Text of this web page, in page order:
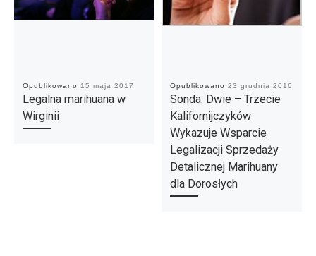
Opublikowano 15 maja 2017
Legalna marihuana w
Wirginii
Opublikowano 23 grudnia 2016
Sonda: Dwie – Trzecie
Kalifornijczyków
Wykazuje Wsparcie
Legalizacji Sprzedaży
Detalicznej Marihuany
dla Dorosłych